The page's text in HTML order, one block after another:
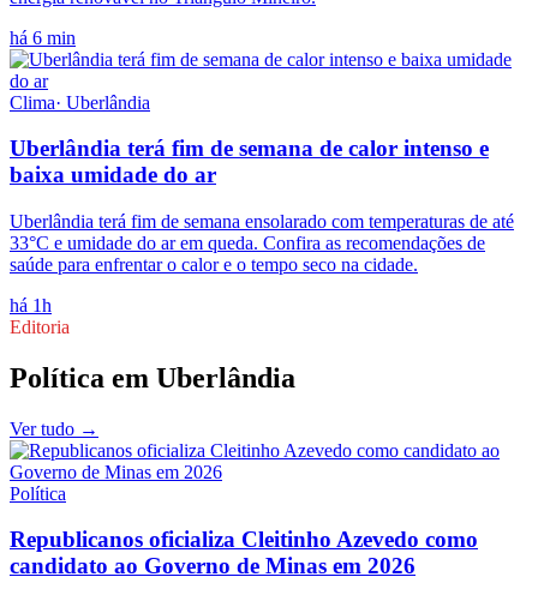
há 6 min
Clima· Uberlândia
Uberlândia terá fim de semana de calor intenso e
baixa umidade do ar
Uberlândia terá fim de semana ensolarado com temperaturas de até
33°C e umidade do ar em queda. Confira as recomendações de
saúde para enfrentar o calor e o tempo seco na cidade.
há 1h
Editoria
Política em Uberlândia
Ver tudo →
Política
Republicanos oficializa Cleitinho Azevedo como
candidato ao Governo de Minas em 2026